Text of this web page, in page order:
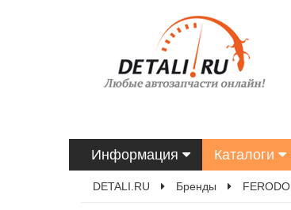
Информация Каталоги
DETALI.RU Бренды FERODO